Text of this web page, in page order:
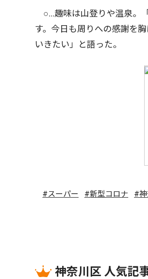
○…趣味は山登りや温泉。
す。今日も周りへの感謝を
いきたい」と語った。
#スーパー #新型コロナ #
神奈川区 人気記